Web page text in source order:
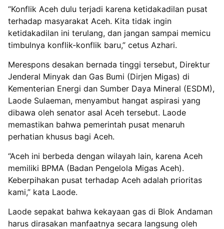
“Konflik Aceh dulu terjadi karena ketidakadilan pusat
terhadap masyarakat Aceh. Kita tidak ingin
ketidakadilan ini terulang, dan jangan sampai memicu
timbulnya konflik-konflik baru,” cetus Azhari.
Merespons desakan bernada tinggi tersebut, Direktur
Jenderal Minyak dan Gas Bumi (Dirjen Migas) di
Kementerian Energi dan Sumber Daya Mineral (ESDM),
Laode Sulaeman, menyambut hangat aspirasi yang
dibawa oleh senator asal Aceh tersebut. Laode
memastikan bahwa pemerintah pusat menaruh
perhatian khusus bagi Aceh.
“Aceh ini berbeda dengan wilayah lain, karena Aceh
memiliki BPMA (Badan Pengelola Migas Aceh).
Keberpihakan pusat terhadap Aceh adalah prioritas
kami,” kata Laode.
Laode sepakat bahwa kekayaan gas di Blok Andaman
harus dirasakan manfaatnya secara langsung oleh